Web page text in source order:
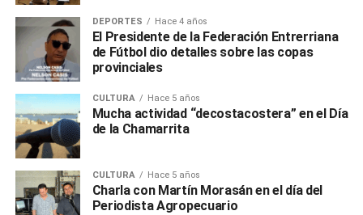
DEPORTES Hace 4 años
El Presidente de la Federación Entrerriana
de Fútbol dio detalles sobre las copas
provinciales
CULTURA Hace 5 años
Mucha actividad “decostacostera” en el Día
de la Chamarrita
CULTURA Hace 5 años
Charla con Martín Morasán en el día del
Periodista Agropecuario